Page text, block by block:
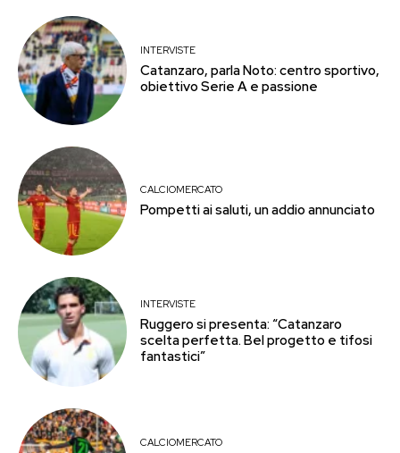
INTERVISTE
Catanzaro, parla Noto: centro sportivo,
obiettivo Serie A e passione
CALCIOMERCATO
Pompetti ai saluti, un addio annunciato
INTERVISTE
Ruggero si presenta: “Catanzaro
scelta perfetta. Bel progetto e tifosi
fantastici”
CALCIOMERCATO